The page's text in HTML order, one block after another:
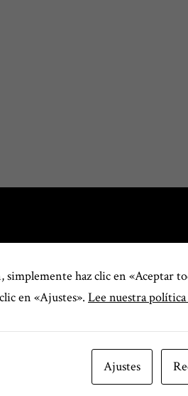
simplemente haz clic en «Aceptar
en «Ajustes». Lee nuestra
Ajustes